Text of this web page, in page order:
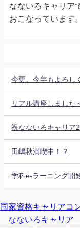
なないろキャリア
おこなっています。
今更、今年もよろし
リアル講座しました
祝なないろキャリア2
田嶋秋満喫中！？
学科e-ラーニング開
国家資格キャリアコ
なないろキャリ